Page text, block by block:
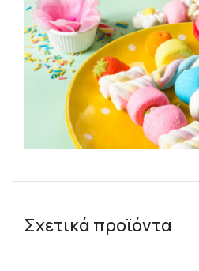
Σχετικά προϊόντα